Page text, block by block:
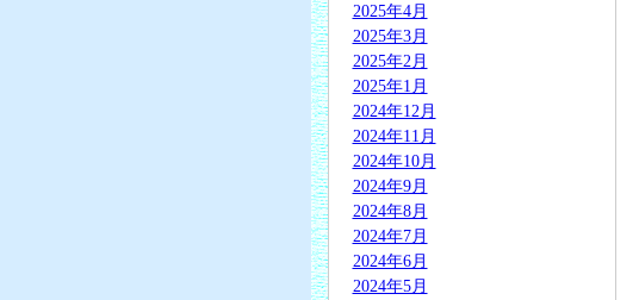
2025年4月
2025年3月
2025年2月
2025年1月
2024年12月
2024年11月
2024年10月
2024年9月
2024年8月
2024年7月
2024年6月
2024年5月